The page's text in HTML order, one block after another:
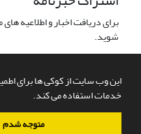
این وب سایت از کوکی ها برای
خدمات استفاده می کند.
متوجه شدم
برای دریافت اخبار و اطلاعیه
شوید.